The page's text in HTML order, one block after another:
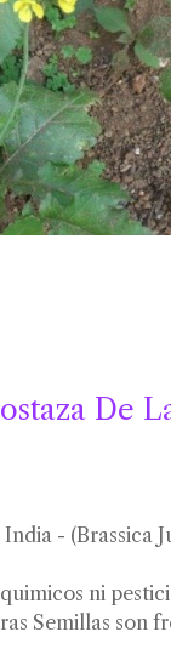
De
- (Brassica
ni
Semillas son